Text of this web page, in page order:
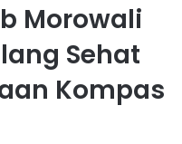
Morowali
Sehat
Kompas